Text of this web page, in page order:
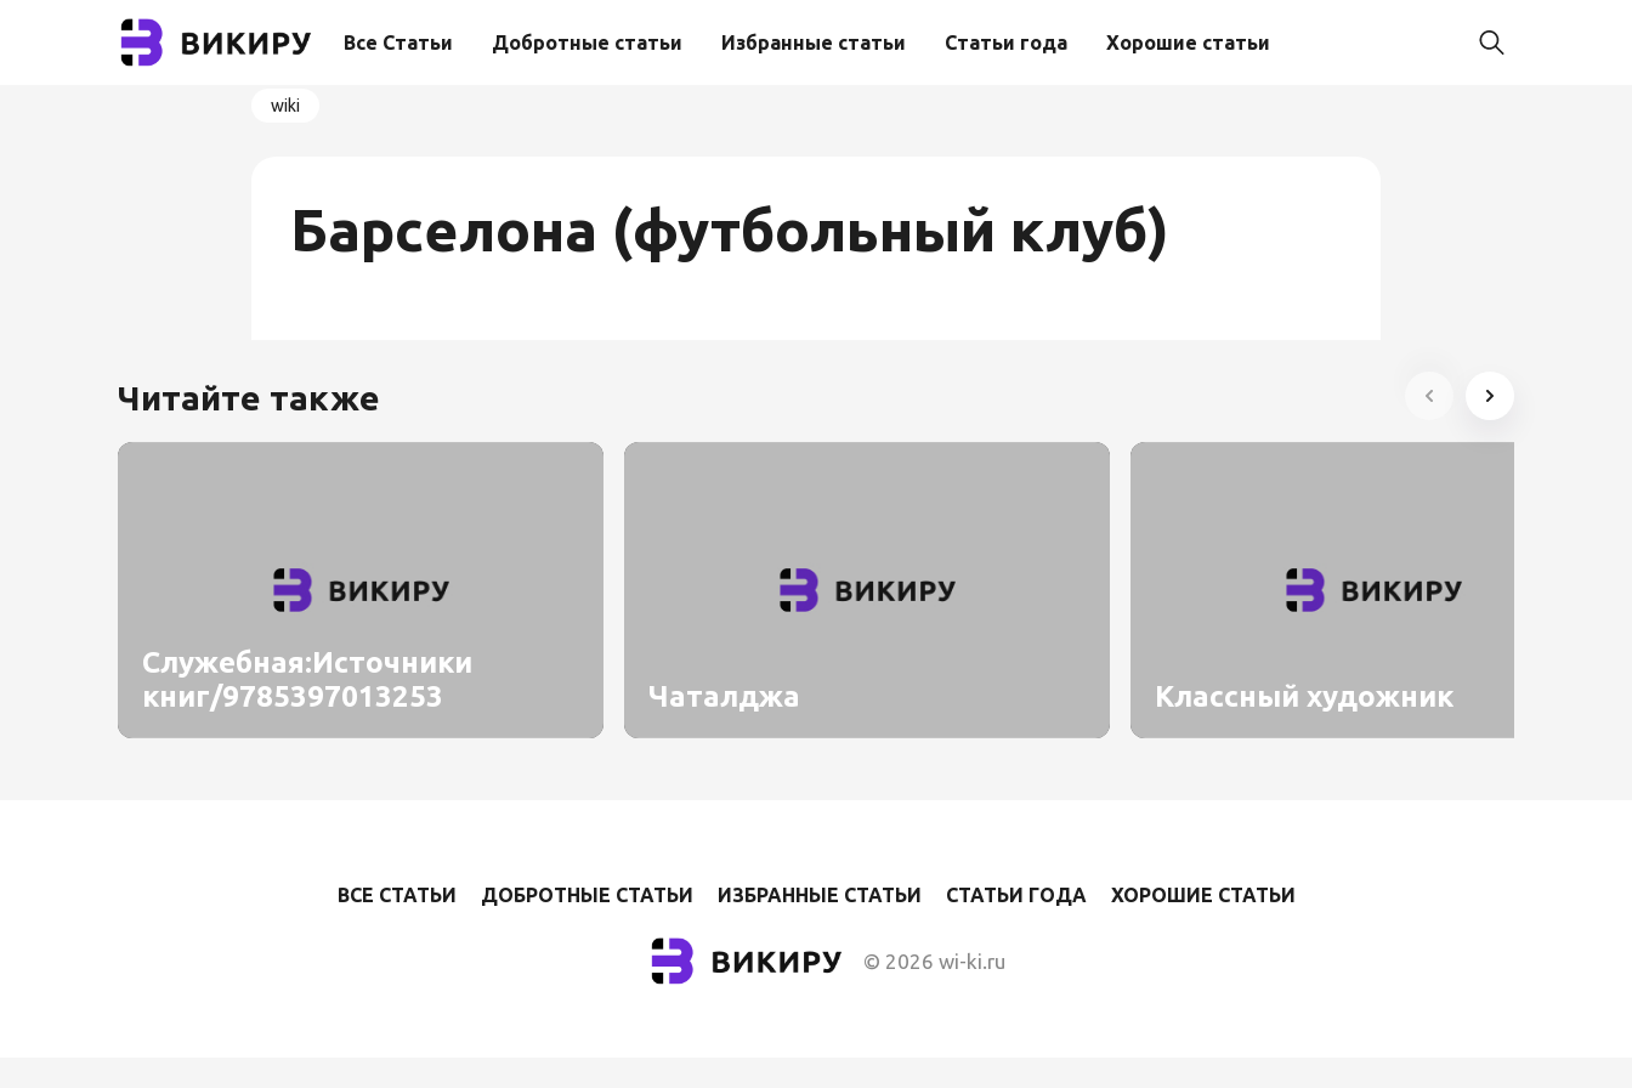
Все Статьи Добротные статьи Избранные статьи Статьи года Хорошие статьи
wiki
Барселона (футбольный клуб)
Читайте также
Служебная:Источники
книг/9785397013253
Чаталджа Классный художник
ВСЕ СТАТЬИ ДОБРОТНЫЕ СТАТЬИ ИЗБРАННЫЕ СТАТЬИ СТАТЬИ ГОДА ХОРОШИЕ СТАТЬИ
© 2026 wi-ki.ru